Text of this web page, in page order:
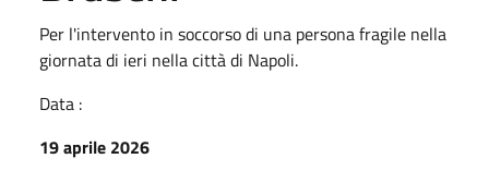
Per l'intervento in soccorso di una persona fragile nella
giornata di ieri nella città di Napoli.
Data :
19 aprile 2026